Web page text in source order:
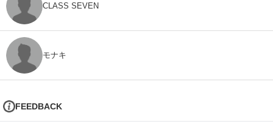
CLASS SEVEN
モナキ
FEEDBACK